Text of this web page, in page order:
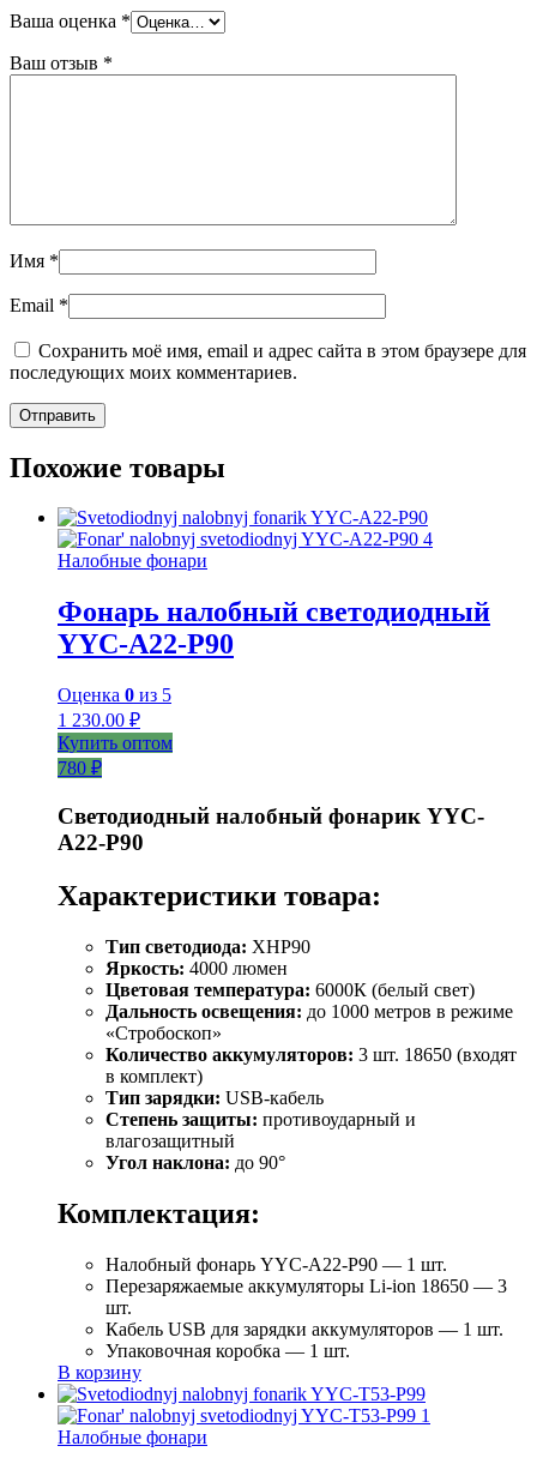
Ваша оценка *
Ваш отзыв *
Имя *
Email *
Сохранить моё имя, email и адрес сайта в этом браузере для
последующих моих комментариев.
Похожие товары
Налобные фонари
Фонарь налобный светодиодный
YYC-A22-P90
Оценка 0 из 5
1 230.00 ₽
Купить оптом
780 ₽
Светодиодный налобный фонарик YYC-
A22-P90
Характеристики товара:
Тип светодиода: XHP90
Яркость: 4000 люмен
Цветовая температура: 6000К (белый свет)
Дальность освещения: до 1000 метров в режиме
«Стробоскоп»
Количество аккумуляторов: 3 шт. 18650 (входят
в комплект)
Тип зарядки: USB-кабель
Степень защиты: противоударный и
влагозащитный
Угол наклона: до 90°
Комплектация:
Налобный фонарь YYC-A22-P90 — 1 шт.
Перезаряжаемые аккумуляторы Li-ion 18650 — 3
шт.
Кабель USB для зарядки аккумуляторов — 1 шт.
Упаковочная коробка — 1 шт.
В корзину
Налобные фонари